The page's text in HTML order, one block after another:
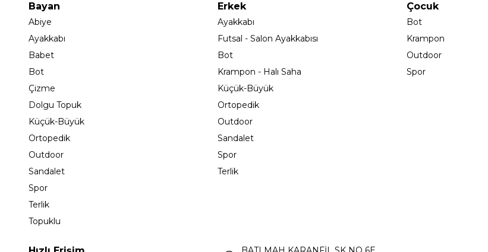
Bayan
Abiye
Ayakkabı
Babet
Bot
Çizme
Dolgu Topuk
Küçük-Büyük
Ortopedik
Outdoor
Sandalet
Spor
Terlik
Topuklu
Erkek
Ayakkabı
Futsal - Salon Ayakkabısı
Bot
Krampon - Halı Saha
Küçük-Büyük
Ortopedik
Outdoor
Sandalet
Spor
Terlik
Çocuk
Bot
Krampon
Outdoor
Spor